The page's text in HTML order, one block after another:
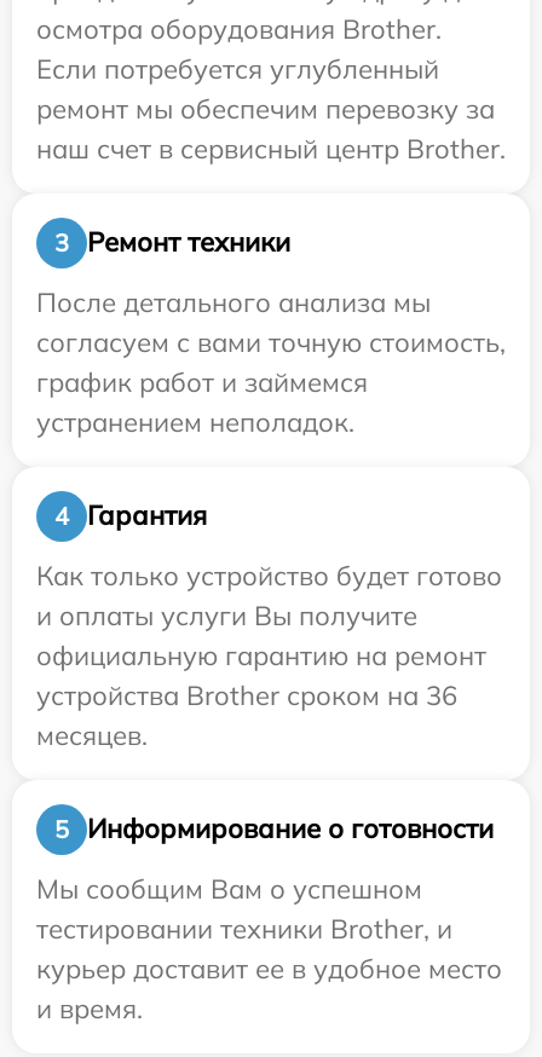
осмотра оборудования Brother.
Если потребуется углубленный
ремонт мы обеспечим перевозку за
наш счет в сервисный центр Brother.
3
Ремонт техники
После детального анализа мы
согласуем с вами точную стоимость,
график работ и займемся
устранением неполадок.
4
Гарантия
Как только устройство будет готово
и оплаты услуги Вы получите
официальную гарантию на ремонт
устройства Brother сроком на 36
месяцев.
5
Информирование о готовности
Мы сообщим Вам о успешном
тестировании техники Brother, и
курьер доставит ее в удобное место
и время.